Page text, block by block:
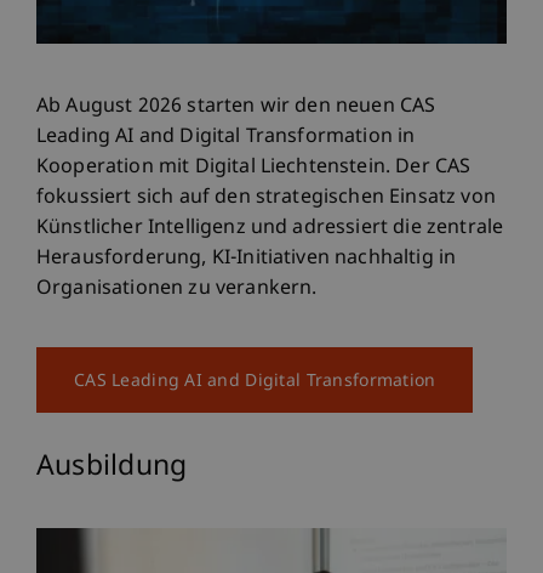
Ab August 2026 starten wir den neuen CAS
Leading AI and Digital Transformation in
Kooperation mit Digital Liechtenstein. Der CAS
fokussiert sich auf den strategischen Einsatz von
Künstlicher Intelligenz und adressiert die zentrale
Herausforderung, KI-Initiativen nachhaltig in
Organisationen zu verankern.
CAS Leading AI and Digital Transformation
Ausbildung